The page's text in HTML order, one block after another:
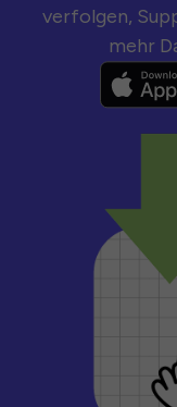
verfolgen,
mehr